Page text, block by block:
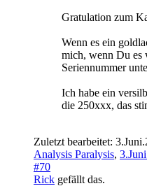
Gratulation zum
Wenn es ein
mich, wenn Du es
Seriennummer
Ich habe ein
die 250xxx, das
Zuletzt bearbeitet:
Analysis Paralysis,
#70
Rick gefällt das.